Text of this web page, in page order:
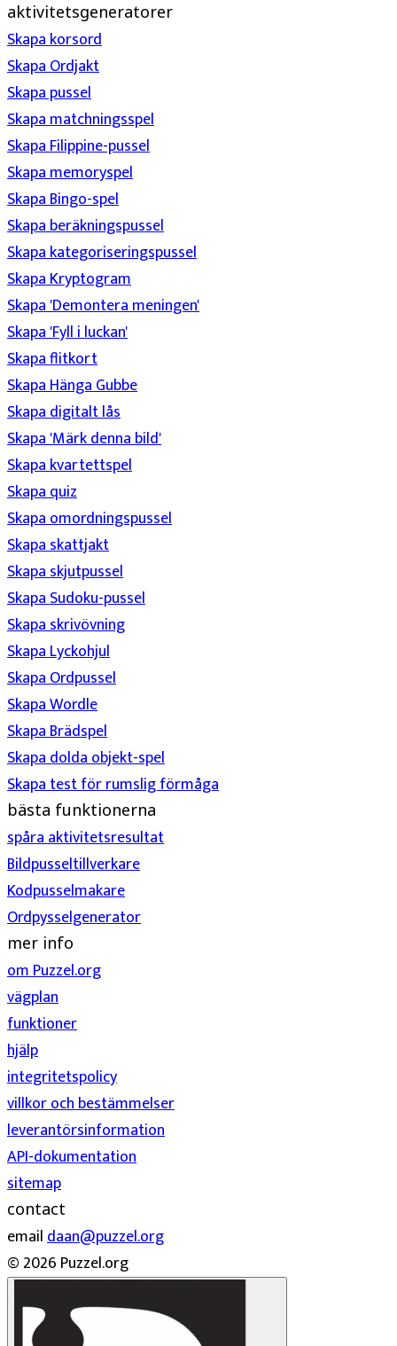
aktivitetsgeneratorer
Skapa korsord
Skapa Ordjakt
Skapa pussel
Skapa matchningsspel
Skapa Filippine-pussel
Skapa memoryspel
Skapa Bingo-spel
Skapa beräkningspussel
Skapa kategoriseringspussel
Skapa Kryptogram
Skapa 'Demontera meningen'
Skapa 'Fyll i luckan'
Skapa flitkort
Skapa Hänga Gubbe
Skapa digitalt lås
Skapa 'Märk denna bild'
Skapa kvartettspel
Skapa quiz
Skapa omordningspussel
Skapa skattjakt
Skapa skjutpussel
Skapa Sudoku-pussel
Skapa skrivövning
Skapa Lyckohjul
Skapa Ordpussel
Skapa Wordle
Skapa Brädspel
Skapa dolda objekt-spel
Skapa test för rumslig förmåga
bästa funktionerna
spåra aktivitetsresultat
Bildpusseltillverkare
Kodpusselmakare
Ordpysselgenerator
mer info
om Puzzel.org
vägplan
funktioner
hjälp
integritetspolicy
villkor och bestämmelser
leverantörsinformation
API-dokumentation
sitemap
contact
emaildaan@puzzel.org
© 2026 Puzzel.org